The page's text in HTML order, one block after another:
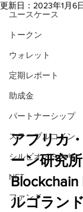
ユースケース
トークン
ウォレット
定期レポート
助成金
パートナーシップ
ステーブルコイン
シルビオ・ミカリ
NFT
ファンド
更新日： 2023年1月6
アフリカ
ーン研究
ルゴラン